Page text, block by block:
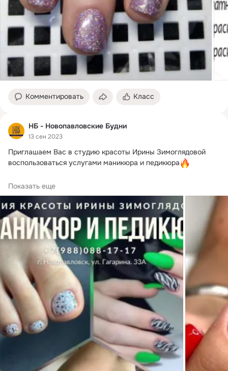
Комментировать Класс
НБ - Новопавловские Будни
13 сен 2023
Приглашаем Вас в студию красоты Ирины Зимоглядовой
воспользоваться услугами маникюра и педикюра
Услуги:
Комбинированный маникюр⁣⁣
Показать еще